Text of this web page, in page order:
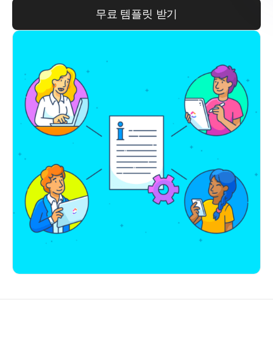
무료 템플릿 받기